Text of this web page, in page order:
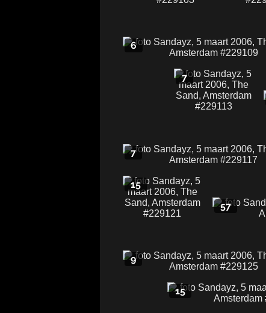
6
7
7
15
57
9
15